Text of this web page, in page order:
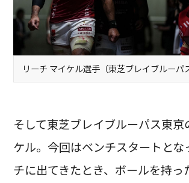
リーチ マイケル選手（東芝ブレイブルーパ
そして東芝ブレイブルーパス東京
ケル。今回はベンチスタートとな
チに出てきたとき、ボールを持っ